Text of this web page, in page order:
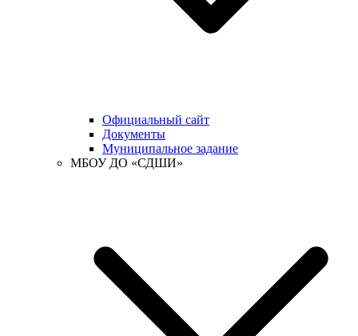
Официальный сайт
Документы
Муниципальное задание
МБОУ ДО «СДШИ»